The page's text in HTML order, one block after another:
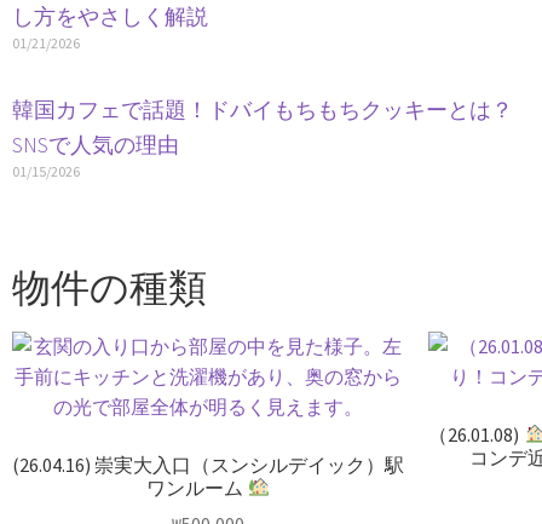
し方をやさしく解説
01/21/2026
韓国カフェで話題！ドバイもちもちクッキーとは？
SNSで人気の理由
01/15/2026
物件の種類
(26.04.16) 崇実大入口（スンシルデイック）駅
ワンルーム
（26.01.08)
コンデ